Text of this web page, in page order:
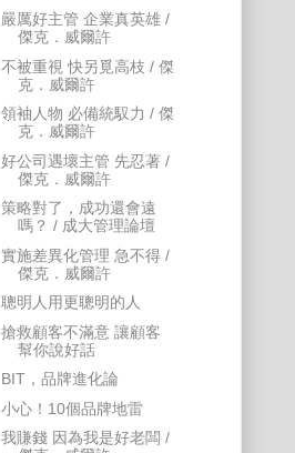
嚴厲好主管 企業真英雄 /
傑克．威爾許
不被重視 快另覓高枝 / 傑
克．威爾許
領袖人物 必備統馭力 / 傑
克．威爾許
好公司遇壞主管 先忍著 /
傑克．威爾許
策略對了，成功還會遠
嗎？ / 成大管理論壇
實施差異化管理 急不得 /
傑克．威爾許
聰明人用更聰明的人
搶救顧客不滿意 讓顧客
幫你說好話
BIT，品牌進化論
小心！10個品牌地雷
我賺錢 因為我是好老闆 /